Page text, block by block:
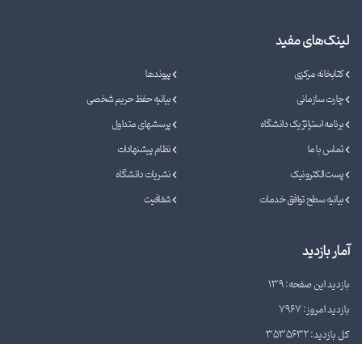
لینک‌های مفید
کتابخانه مرکزی
پیوندها
چارت سازمانی
بیانیه حفظ حریم شخصی
برنامه استراتژیک دانشگاه
پرسشهای متداول
تماس با ما
نظام پیشنهادات
پست الکترونیک
نشریات دانشگاه
بیانیه سطح توافق خدمات
شفافیت
آمار بازدید
بازدید این صفحه: 139
بازدید امروز: 7967
کل بازدید: 3535632